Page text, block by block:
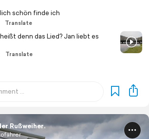
schön finde ich
Translate
denn das Lied? Jan liebt es
Translate
Rußweiher.